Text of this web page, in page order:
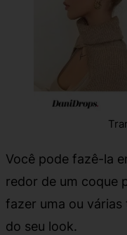
Você pode fazê-la
redor de um coque
fazer uma ou
do seu look.